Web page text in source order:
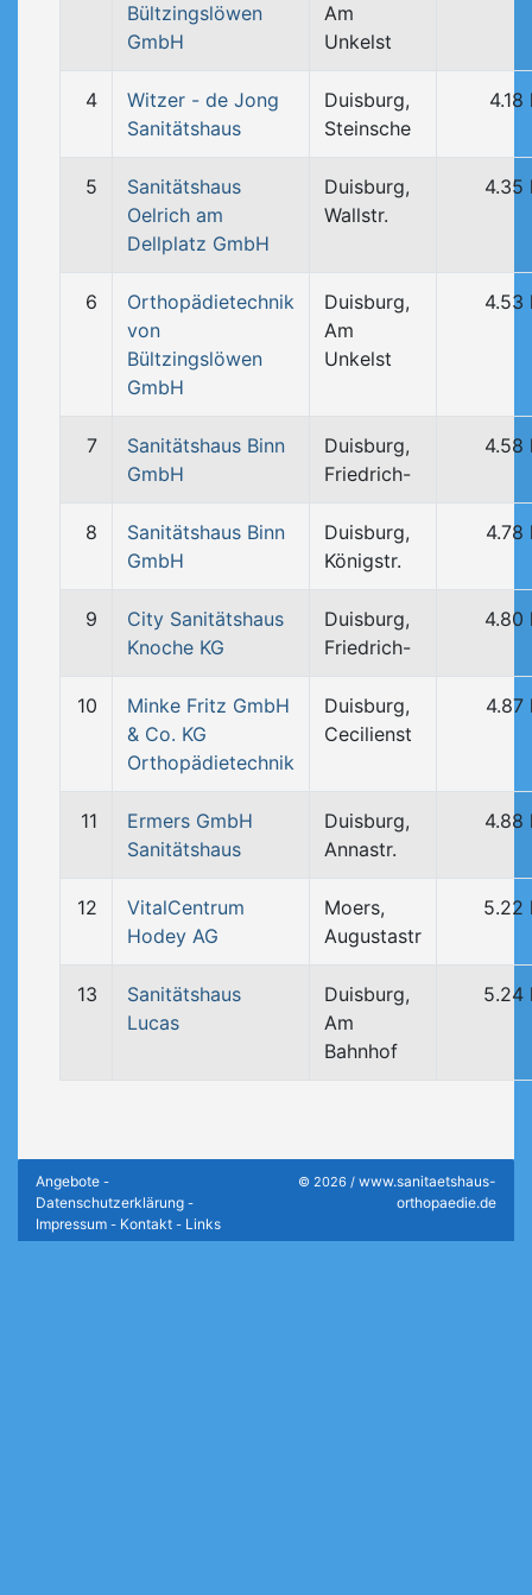
Bültzingslöwen
GmbH
Am
Unkelst
4
Witzer - de Jong
Sanitätshaus
Duisburg,
Steinsche
4.18
5
Sanitätshaus
Oelrich am
Dellplatz GmbH
Duisburg,
Wallstr.
4.35
6
Orthopädietechnik
von
Bültzingslöwen
GmbH
Duisburg,
Am
Unkelst
4.53
7
Sanitätshaus Binn
GmbH
Duisburg,
Friedrich-
4.58
8
Sanitätshaus Binn
GmbH
Duisburg,
Königstr.
4.78
9
City Sanitätshaus
Knoche KG
Duisburg,
Friedrich-
4.80
10
Minke Fritz GmbH
& Co. KG
Orthopädietechnik
Duisburg,
Cecilienst
4.87
11
Ermers GmbH
Sanitätshaus
Duisburg,
Annastr.
4.88
12
VitalCentrum
Hodey AG
Moers,
Augustastr
5.22
13
Sanitätshaus
Lucas
Duisburg,
Am
Bahnhof
5.24
Angebote -
Datenschutzerklärung -
Impressum - Kontakt - Links
© 2026 / www.sanitaetshaus-
orthopaedie.de